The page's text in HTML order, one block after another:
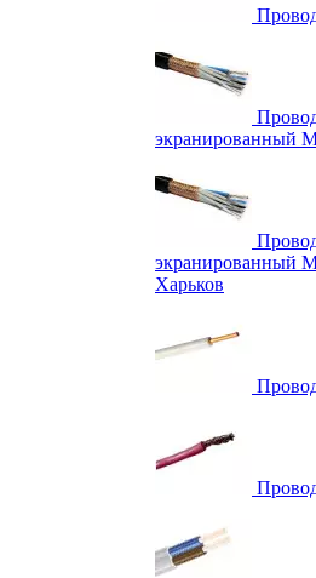
экранированный
Харьков